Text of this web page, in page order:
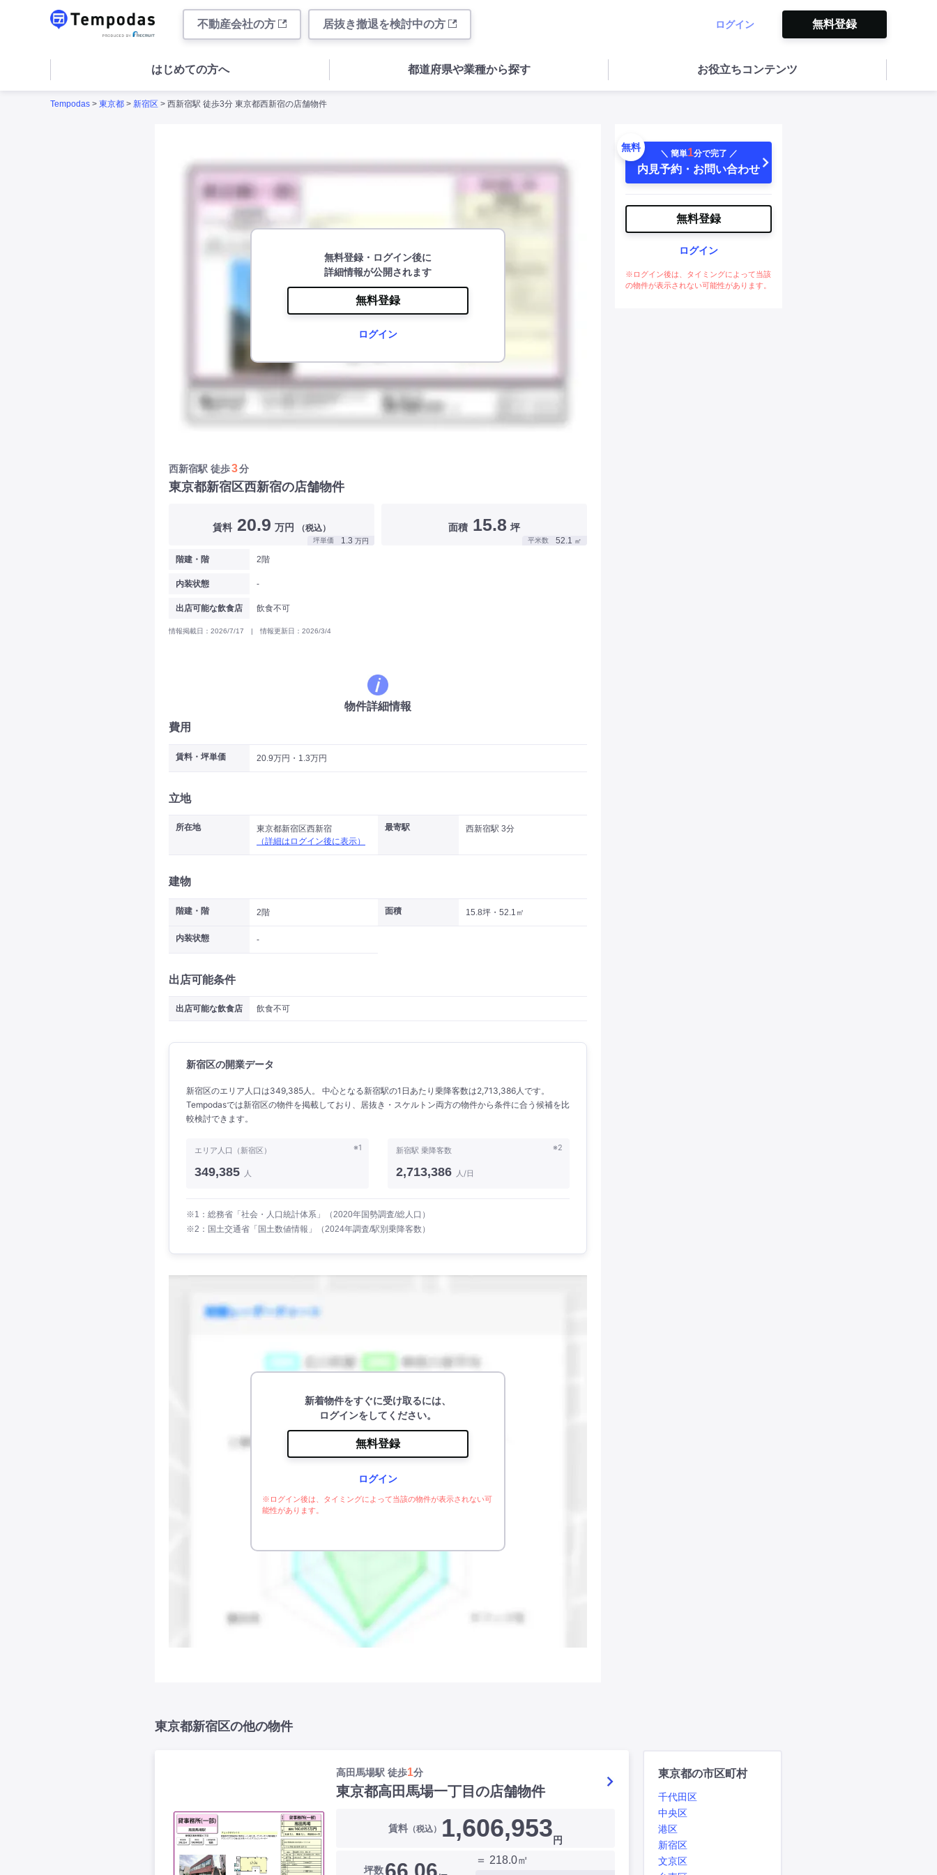
不動産会社の方 居抜き撤退を検討中の方 ログイン 無料登録
はじめての方へ 都道府県や業種から探す お役立ちコンテンツ
Tempodas > 東京都 > 新宿区 > 西新宿駅 徒歩3分 東京都西新宿の店舗物件
無料登録・ログイン後に
詳細情報が公開されます
無料登録
ログイン
西新宿駅 徒歩3分
東京都新宿区西新宿の店舗物件
賃料 20.9 万円 （税込）
坪単価 1.3 万円
面積 15.8 坪
平米数 52.1 ㎡
階建・階 2階
内装状態 -
出店可能な飲食店 飲食不可
情報掲載日：2026/7/17 | 情報更新日：2026/3/4
物件詳細情報
費用
賃料・坪単価 20.9万円・1.3万円
立地
所在地
東京都新宿区西新宿
（詳細はログイン後に表示）
最寄駅 西新宿駅 3分
建物
階建・階 2階 面積 15.8坪・52.1㎡
内装状態 -
出店可能条件
出店可能な飲食店 飲食不可
新宿区の開業データ
新宿区のエリア人口は349,385人。 中心となる新宿駅の1日あたり乗降客数は2,713,386人です。
Tempodasでは新宿区の物件を掲載しており、居抜き・スケルトン両方の物件から条件に合う候補を比
較検討できます。
※1
エリア人口（新宿区）
349,385 人
※2
新宿駅 乗降客数
2,713,386 人/日
※1：総務省「社会・人口統計体系」（2020年国勢調査/総人口）
※2：国土交通省「国土数値情報」（2024年調査/駅別乗降客数）
新着物件をすぐに受け取るには、
ログインをしてください。
無料登録
ログイン
※ログイン後は、タイミングによって当該の物件が表示されない可
能性があります。
無料
＼ 簡単1分で完了 ／
内見予約・お問い合わせ
無料登録
ログイン
※ログイン後は、タイミングによって当該
の物件が表示されない可能性があります。
東京都新宿区の他の物件
高田馬場駅 徒歩1分
東京都高田馬場一丁目の店舗物件
賃料 （税込） 1,606,953 円
坪数66.06
＝ 218.0㎡
東京都の市区町村
千代田区
中央区
港区
新宿区
文京区